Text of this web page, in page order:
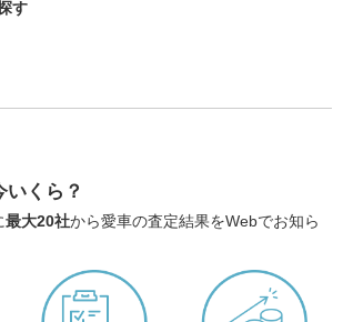
す
いくら？
最大20社から愛車の査定結果をWebでお知ら